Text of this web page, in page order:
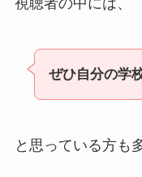
視聴者の中には、
ぜひ自分の学
と思っている方も